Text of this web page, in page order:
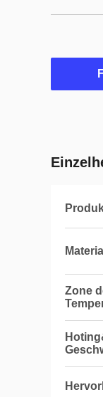
Zone